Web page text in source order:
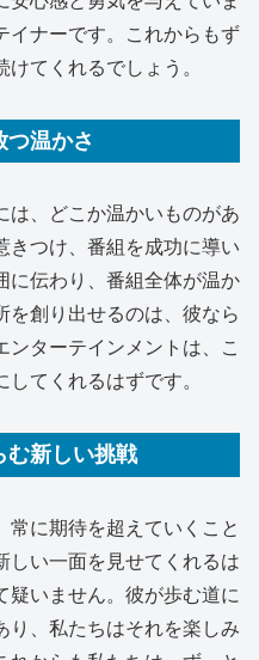
イナーです。これからもず
てくれるでしょう。
つ温かさ
は、どこか温かいものがあ
きつけ、番組を成功に導い
に伝わり、番組全体が温か
を創り出せるのは、彼なら
ンターテインメントは、こ
てくれるはずです。
む新しい挑戦
常に期待を超えていくこと
しい一面を見せてくれるは
疑いません。彼が歩む道に
り、私たちはそれを楽しみ